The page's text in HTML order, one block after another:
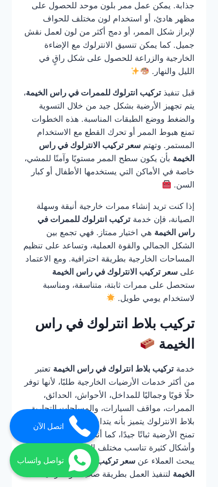
جذابة. يمكن عمل ممر بلون موحد للحصول على
مظهر هادئ، أو استخدام لون مختلف للحواف
لإبراز شكل الممر، أو دمج أكثر من لون لعمل نقش
جميل. كما يمكن تنسيق الانترلوك مع الإضاءة
الخارجية والزراعة للحصول على شكل راقٍ في
الليل والنهار.
قبل تنفيذ تركيب انترلوك للممرات في راس الخيمة،
يتم تجهيز الأرضية بشكل جيد من خلال التسوية
والضغط ووضع الطبقات المناسبة. هذه الخطوات
تمنع هبوط الممر أو تحرك القطع مع الاستخدام
المستمر. وتهتم سعر تركيب الانترلوك في راس
الخيمة بأن يكون سطح الممر مستويًا وآمنًا للمشي،
خاصة في الأماكن التي يستخدمها الأطفال أو كبار
السن.
إذا كنت تريد إنشاء ممرات خارجية أنيقة وسهلة
الصيانة، فإن خدمة تركيب انترلوك للممرات في
راس الخيمة هي اختيار ممتاز. فهي تجمع بين
الشكل الجمالي والقوة العملية، وتساعد على تنظيم
المساحات الخارجية بطريقة احترافية. ومع الاعتماد
على سعر تركيب الانترلوك في راس الخيمة
ستحصل على ممرات ثابتة، متناسقة، ومناسبة
لاستخدام يومي طويل.
تركيب بلاط انترلوك في راس
الخيمة
خدمة تركيب بلاط انترلوك في راس الخيمة تعتبر
من أكثر خدمات الأرضيات الخارجية طلبًا، لأنها توفر
حلًا قويًا وجماليًا للمداخل، الأحواش، الحدائق،
الممرات، مواقف السيارات، والمساحات التجارية.
بلاط الانترلوك يتميز بأنه يتداخل مع بعضه بطريقة
تمنح الأرضية ثباتًا جيدًا، كما أنه متوفر بألوان
وأشكال كثيرة تناسب مختلف التصميمات. لذلك
يبحث العملاء عن سعر تركيب الانترلوك في راس
الخيمة لتنفيذ العمل بطريقة صحيحة واحترافية.
اتصل الآن
تواصل واتساب